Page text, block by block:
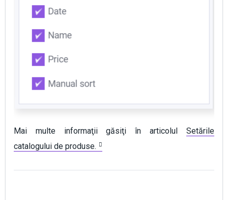
Mai multe informaţii găsiţi în articolul Setările
catalogului de produse.